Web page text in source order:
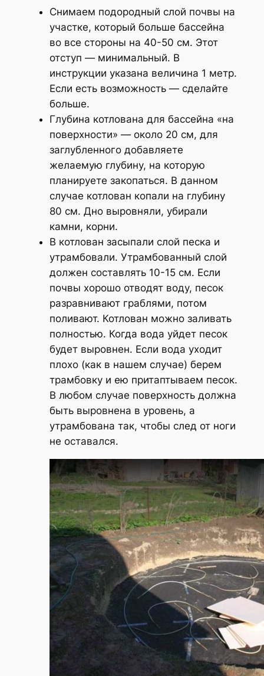
Снимаем подородный слой почвы на
участке, который больше бассейна
во все стороны на 40-50 см. Этот
отступ — минимальный. В
инструкции указана величина 1 метр.
Если есть возможность — сделайте
больше.
Глубина котлована для бассейна «на
поверхности» — около 20 см, для
заглубленного добавляете
желаемую глубину, на которую
планируете закопаться. В данном
случае котлован копали на глубину
80 см. Дно выровняли, убирали
камни, корни.
В котлован засыпали слой песка и
утрамбовали. Утрамбованный слой
должен составлять 10-15 см. Если
почвы хорошо отводят воду, песок
разравнивают граблями, потом
поливают. Котлован можно заливать
полностью. Когда вода уйдет песок
будет выровнен. Если вода уходит
плохо (как в нашем случае) берем
трамбовку и ею притаптываем песок.
В любом случае поверхность должна
быть выровнена в уровень, а
утрамбована так, чтобы след от ноги
не оставался.